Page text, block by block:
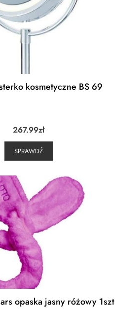
kosmetyczne BS 69
267.99zł
SPRAWDŹ
opaska jasny różowy 1szt